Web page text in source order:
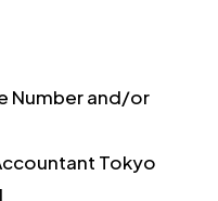
Number and/or
Tokyo